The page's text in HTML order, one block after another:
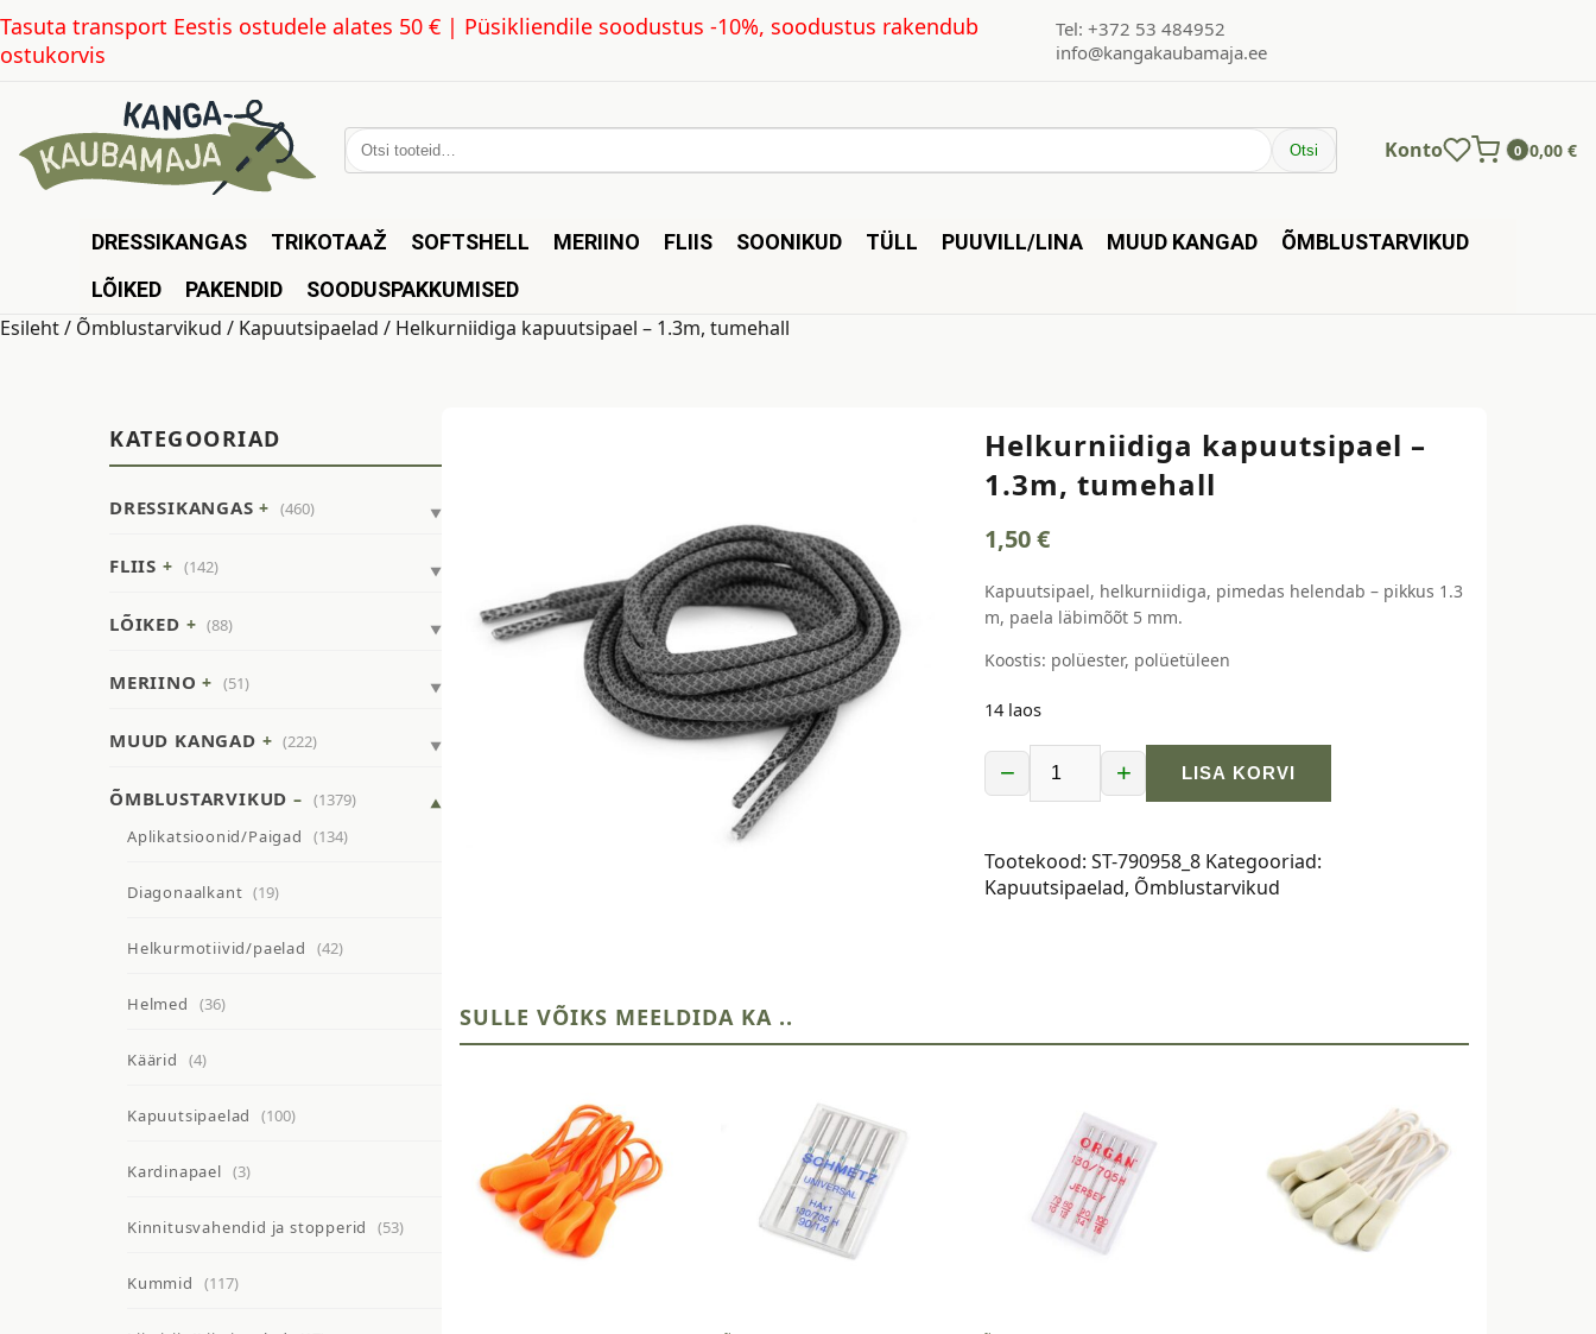
Tasuta transport Eestis ostudele alates 50 € | Püsikliendile soodustus -10%, soodustus rakendub
ostukorvis
Tel: +372 53 484952
info@kangakaubamaja.ee
Otsi: Otsi Konto 0 0,00 €
DRESSIKANGAS TRIKOTAAŽ SOFTSHELL MERIINO FLIIS SOONIKUD TÜLL PUUVILL/LINA MUUD KANGAD
ÕMBLUSTARVIKUD
LÕIKED
PAKENDID SOODUSPAKKUMISED
Esileht/ Õmblustarvikud / Kapuutsipaelad / Helkurniidiga kapuutsipael – 1.3m, tumehall
KATEGOORIAD
DRESSIKANGAS (460)
FLIIS (142)
LÕIKED (88)
MERIINO (51)
MUUD KANGAD (222)
ÕMBLUSTARVIKUD
(1379)
Aplikatsioonid/Paigad
(134)
Diagonaalkant (19)
Helkurmotiivid/paelad (42)
Helmed (36)
Käärid (4)
Kapuutsipaelad (100)
Kardinapael (3)
Kinnitusvahendid ja stopperid (53)
Kummid (117)
Helkurniidiga kapuutsipael –
1.3m, tumehall
1,50€
Kapuutsipael, helkurniidiga, pimedas helendab – pikkus 1.3
m, paela läbimõõt 5 mm.
Koostis: polüester, polüetüleen
14 laos
−
Helkurniidiga
kapuutsipael
1.3m,
tumehall
+ LISA KORVI
Tootekood: ST-790958_8 Kategooriad:
Kapuutsipaelad, Õmblustarvikud
SULLE VÕIKS MEELDIDA KA ..